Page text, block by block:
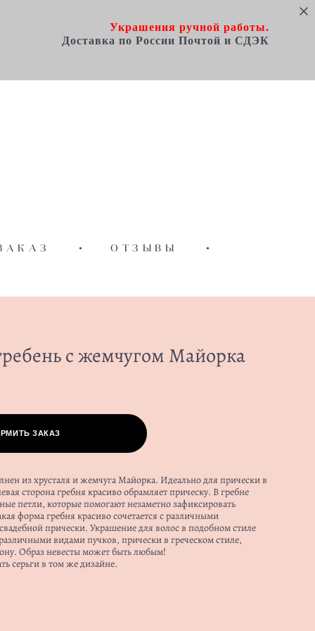
Украшения ручной работы.
Доставка по Росcии Почтой и СДЭК
• ОТЗЫВЫ •
с жемчугом Майорка
ЗАКАЗ
из хрусталя и жемчуга Майорка. Идеально для прически в
сторона гребня красиво обрамляет прическу. В гребне
петли, которые помогают незаметно зафиксировать
форма гребня красиво сочетается с различными
прически. Украшение для волос в подобном стиле
видами пучков, прически в греческом стиле,
Образ невесты может быть любым!
серьги в том же дизайне.